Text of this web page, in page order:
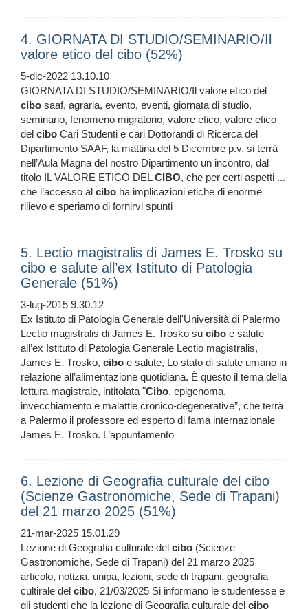
4. GIORNATA DI STUDIO/SEMINARIO/Il
valore etico del cibo (52%)
5-dic-2022 13.10.10
GIORNATA DI STUDIO/SEMINARIO/Il valore etico del
cibo saaf, agraria, evento, eventi, giornata di studio,
seminario, fenomeno migratorio, valore etico, valore etico
del cibo Cari Studenti e cari Dottorandi di Ricerca del
Dipartimento SAAF, la mattina del 5 Dicembre p.v. si terrà
nell’Aula Magna del nostro Dipartimento un incontro, dal
titolo IL VALORE ETICO DELCIBO, che per certi aspetti ...
che l’accesso al cibo ha implicazioni etiche di enorme
rilievo e speriamo di fornirvi spunti
5. Lectio magistralis di James E. Trosko su
cibo e salute all’ex Istituto di Patologia
Generale (51%)
3-lug-2015 9.30.12
Ex Istituto di Patologia Generale dell'Università di Palermo
Lectio magistralis di James E. Trosko su cibo e salute
all’ex Istituto di Patologia Generale Lectio magistralis,
James E. Trosko, cibo e salute, Lo stato di salute umano in
relazione all’alimentazione quotidiana. È questo il tema della
lettura magistrale, intitolata "Cibo, epigenoma,
invecchiamento e malattie cronico-degenerative”, che terrà
a Palermo il professore ed esperto di fama internazionale
James E. Trosko. L’appuntamento
6. Lezione di Geografia culturale del cibo
(Scienze Gastronomiche, Sede di Trapani)
del 21 marzo 2025 (51%)
21-mar-2025 15.01.29
Lezione di Geografia culturale del cibo (Scienze
Gastronomiche, Sede di Trapani) del 21 marzo 2025
articolo, notizia, unipa, lezioni, sede di trapani, geografia
cultirale del cibo, 21/03/2025 Si informano le studentesse e
gli studenti che la lezione di Geografia culturale del cibo